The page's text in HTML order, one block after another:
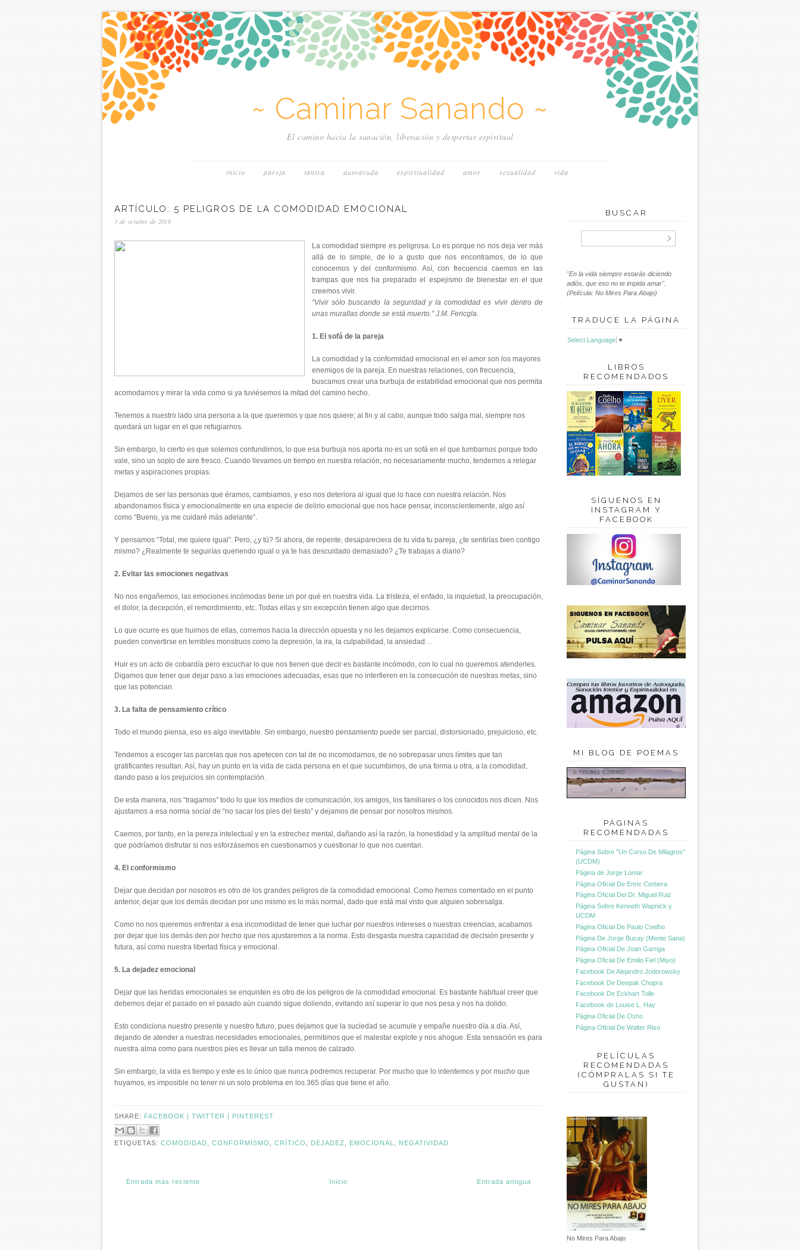
~ Caminar Sanando ~
El camino hacia la sanación, liberación y despertar espiritual
inicio pareja tantra autoayuda espiritualidad amor sexualidad vida
ARTÍCULO: 5 PELIGROS DE LA COMODIDAD EMOCIONAL
3 de octubre de 2016
La comodidad siempre es peligrosa. Lo es porque no nos deja ver más
allá de lo simple, de lo a gusto que nos encontramos, de lo que
conocemos y del conformismo. Así, con frecuencia caemos en las
trampas que nos ha preparado el espejismo de bienestar en el que
creemos vivir.
“Vivir sólo buscando la seguridad y la comodidad es vivir dentro de
unas murallas donde se está muerto.” J.M. Fericgla.
1. El sofá de la pareja
La comodidad y la conformidad emocional en el amor son los mayores
enemigos de la pareja. En nuestras relaciones, con frecuencia,
buscamos crear una burbuja de estabilidad emocional que nos permita
acomodarnos y mirar la vida como si ya tuviésemos la mitad del camino hecho.
Tenemos a nuestro lado una persona a la que queremos y que nos quiere; al fin y al cabo, aunque todo salga mal, siempre nos
quedará un lugar en el que refugiarnos.
Sin embargo, lo cierto es que solemos confundirnos, lo que esa burbuja nos aporta no es un sofá en el que tumbarnos porque todo
vale, sino un soplo de aire fresco. Cuando llevamos un tiempo en nuestra relación, no necesariamente mucho, tendemos a relegar
metas y aspiraciones propias.
Dejamos de ser las personas que éramos, cambiamos, y eso nos deteriora al igual que lo hace con nuestra relación. Nos
abandonamos física y emocionalmente en una especie de delirio emocional que nos hace pensar, inconscientemente, algo así
como “Bueno, ya me cuidaré más adelante”.
Y pensamos “Total, me quiere igual”. Pero, ¿y tú? Si ahora, de repente, desapareciera de tu vida tu pareja, ¿te sentirías bien contigo
mismo? ¿Realmente te seguirías queriendo igual o ya te has descuidado demasiado? ¿Te trabajas a diario?
2. Evitar las emociones negativas
No nos engañemos, las emociones incómodas tiene un por qué en nuestra vida. La tristeza, el enfado, la inquietud, la preocupación,
el dolor, la decepción, el remordimiento, etc. Todas ellas y sin excepción tienen algo que decirnos.
Lo que ocurre es que huimos de ellas, corremos hacia la dirección opuesta y no les dejamos explicarse. Como consecuencia,
pueden convertirse en terribles monstruos como la depresión, la ira, la culpabilidad, la ansiedad…
Huir es un acto de cobardía pero escuchar lo que nos tienen que decir es bastante incómodo, con lo cual no queremos atenderles.
Digamos que tener que dejar paso a las emociones adecuadas, esas que no interfieren en la consecución de nuestras metas, sino
que las potencian.
3. La falta de pensamiento crítico
Todo el mundo piensa, eso es algo inevitable. Sin embargo, nuestro pensamiento puede ser parcial, distorsionado, prejuicioso, etc.
Tendemos a escoger las parcelas que nos apetecen con tal de no incomodarnos, de no sobrepasar unos límites que tan
gratificantes resultan. Así, hay un punto en la vida de cada persona en el que sucumbimos, de una forma u otra, a la comodidad,
dando paso a los prejuicios sin contemplación.
De esta manera, nos “tragamos” todo lo que los medios de comunicación, los amigos, los familiares o los conocidos nos dicen. Nos
ajustamos a esa norma social de “no sacar los pies del tiesto” y dejamos de pensar por nosotros mismos.
Caemos, por tanto, en la pereza intelectual y en la estrechez mental, dañando así la razón, la honestidad y la amplitud mental de la
que podríamos disfrutar si nos esforzásemos en cuestionarnos y cuestionar lo que nos cuentan.
4. El conformismo
Dejar que decidan por nosotros es otro de los grandes peligros de la comodidad emocional. Como hemos comentado en el punto
anterior, dejar que los demás decidan por uno mismo es lo más normal, dado que está mal visto que alguien sobresalga.
Como no nos queremos enfrentar a esa incomodidad de tener que luchar por nuestros intereses o nuestras creencias, acabamos
por dejar que los demás den por hecho que nos ajustaremos a la norma. Esto desgasta nuestra capacidad de decisión presente y
futura, así como nuestra libertad física y emocional.
5. La dejadez emocional
Dejar que las heridas emocionales se enquisten es otro de los peligros de la comodidad emocional. Es bastante habitual creer que
debemos dejar el pasado en el pasado aún cuando sigue doliendo, evitando así superar lo que nos pesa y nos ha dolido.
Esto condiciona nuestro presente y nuestro futuro, pues dejamos que la suciedad se acumule y empañe nuestro día a día. Así,
dejando de atender a nuestras necesidades emocionales, permitimos que el malestar explote y nos ahogue. Esta sensación es para
nuestra alma como para nuestros pies es llevar un talla menos de calzado.
Sin embargo, la vida es tiempo y este es lo único que nunca podremos recuperar. Por mucho que lo intentemos y por mucho que
huyamos, es imposible no tener ni un solo problema en los 365 días que tiene el año.
SHARE: FACEBOOK | TWITTER | PINTEREST
ETIQUETAS: COMODIDAD CONFORMISMO CRÍTICO DEJADEZ EMOCIONAL NEGATIVIDAD
Entrada más reciente Entrada antigua
Inicio
BUSCAR
"En la vida siempre estarás diciendo
adiós, que eso no te impida amar".
(Película: No Mires Para Abajo)
TRADUCE LA PÁGINA
Select Language ▼
LIBROS
RECOMENDADOS
SÍGUENOS EN
INSTAGRAM Y
FACEBOOK
MI BLOG DE POEMAS
PÁGINAS
RECOMENDADAS
Página Sobre "Un Curso De Milagros"
(UCDM)
Página de Jorge Lomar
Página Oficial De Enric Corbera
Página Oficial Del Dr. Miguel Ruiz
Página Sobre Kenneth Wapnick y
UCDM
Página Oficial De Paulo Coelho
Página De Jorge Bucay (Mente Sana)
Página Oficial De Joan Garriga
Página Oficial De Emilio Fiel (Miyo)
Facebook De Alejandro Jodorowsky
Facebook De Deepak Chopra
Facebook De Eckhart Tolle
Facebook de Louise L. Hay
Página Oficial De Osho
Página Oficial De Walter Riso
PELÍCULAS
RECOMENDADAS
(CÓMPRALAS SI TE
GUSTAN)
No Mires Para Abajo